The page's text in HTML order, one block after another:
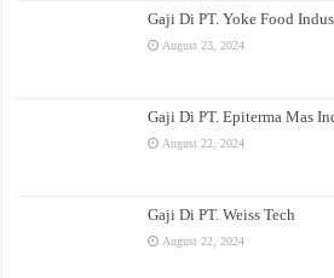
Gaji Di PT. Yoke Food
August 23, 2024
Gaji Di PT. Epiterma Mas
August 22, 2024
Gaji Di PT. Weiss Tech
August 22, 2024